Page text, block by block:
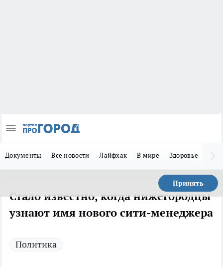
Документы Все новости Лайфхак В мире Здоровье
Принять
Стало известно, когда нижегородцы
узнают имя нового сити-менеджера
Политика